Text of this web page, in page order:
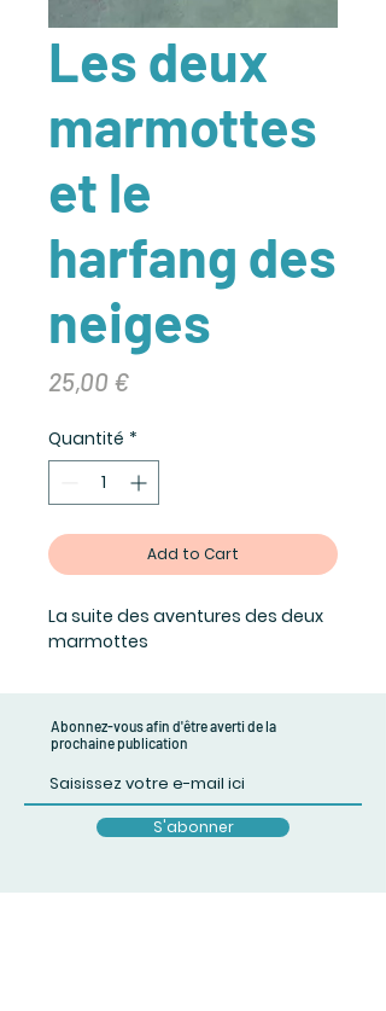
Les deux
marmottes
et le
harfang des
neiges
25,00 €Prix
Quantité *
Add to Cart
La suite des aventures des deux
marmottes
Abonnez-vous afin d'être averti de la
prochaine publication
S'abonner